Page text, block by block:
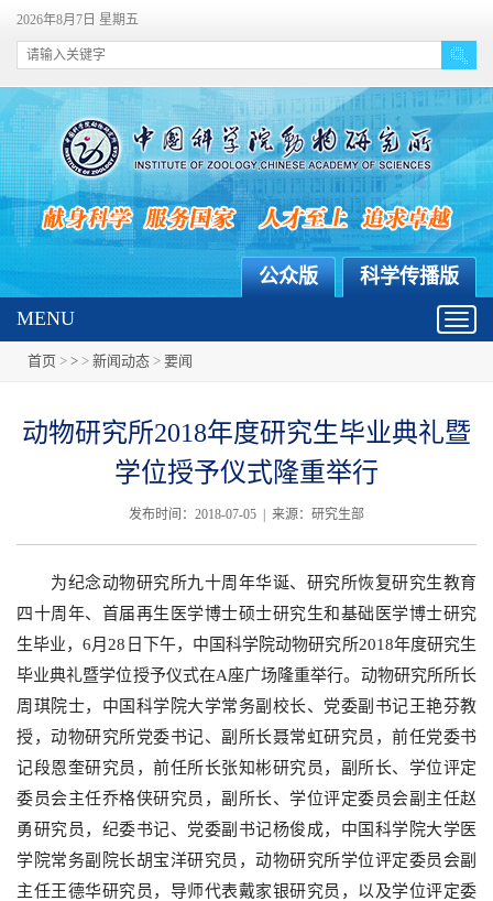
2026年8月7日 星期五
科学传播版
公众版
MENU
首页 > > > 新闻动态 > 要闻
动物研究所2018年度研究生毕业典礼暨
学位授予仪式隆重举行
发布时间：2018-07-05 | 来源：研究生部
为纪念动物研究所九十周年华诞、研究所恢复研究生教育
四十周年、首届再生医学博士硕士研究生和基础医学博士研究
生毕业，6月 28 日下午，中国科学院动物研究所2018年度研究生
毕业典礼暨学位授予仪式在A座广场隆重举行。动物研究所所长
周琪院士，中国科学院大学常务副校长、党委副书记王艳芬教
授，动物研究所党委书记、副所长聂常虹研究员，前任党委书
记段恩奎研究员，前任所长张知彬研究员，副所长、学位评定
委员会主任乔格侠研究员，副所长、学位评定委员会副主任赵
勇研究员，纪委书记、党委副书记杨俊成，中国科学院大学医
学院常务副院长胡宝洋研究员，动物研究所学位评定委员会副
主任王德华研究员，导师代表戴家银研究员，以及学位评定委